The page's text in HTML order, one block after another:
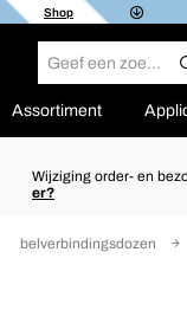
Shop
Assortiment
Wijziging order- en
er?
Kabelverbindingsdozen